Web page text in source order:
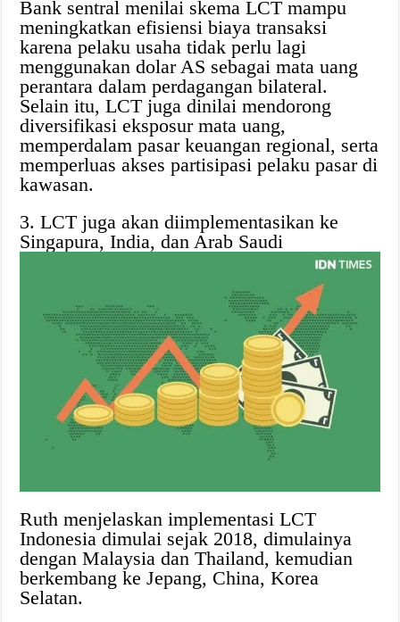
Bank sentral menilai skema LCT mampu
meningkatkan efisiensi biaya transaksi
karena pelaku usaha tidak perlu lagi
menggunakan dolar AS sebagai mata uang
perantara dalam perdagangan bilateral.
Selain itu, LCT juga dinilai mendorong
diversifikasi eksposur mata uang,
memperdalam pasar keuangan regional, serta
memperluas akses partisipasi pelaku pasar di
kawasan.
3. LCT juga akan diimplementasikan ke
Singapura, India, dan Arab Saudi
Ruth menjelaskan implementasi LCT
Indonesia dimulai sejak 2018, dimulainya
dengan Malaysia dan Thailand, kemudian
berkembang ke Jepang, China, Korea
Selatan.